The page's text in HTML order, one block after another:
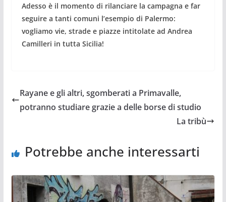
Adesso è il momento di rilanciare la campagna e far
seguire a tanti comuni l’esempio di Palermo:
vogliamo vie, strade e piazze intitolate ad Andrea
Camilleri in tutta Sicilia!
Rayane e gli altri, sgomberati a Primavalle,
potranno studiare grazie a delle borse di studio
La tribù
Potrebbe anche interessarti